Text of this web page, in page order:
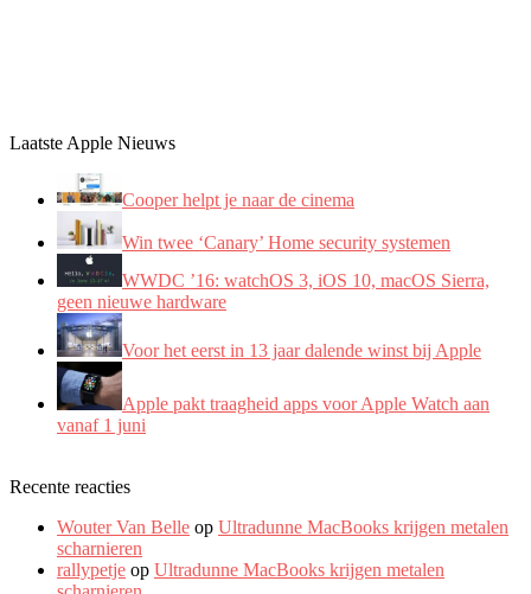
Laatste Apple Nieuws
Cooper helpt je naar de cinema
Win twee ‘Canary’ Home security systemen
WWDC ’16: watchOS 3, iOS 10, macOS Sierra,
geen nieuwe hardware
Voor het eerst in 13 jaar dalende winst bij Apple
Apple pakt traagheid apps voor Apple Watch aan
vanaf 1 juni
Recente reacties
Wouter Van Belle op Ultradunne MacBooks krijgen metalen
scharnieren
rallypetje op Ultradunne MacBooks krijgen metalen